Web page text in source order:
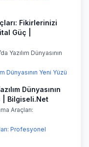
Fikirlerinizi
Güç |
Yazılım Dünyasının
Dünyasının Yeni Yüzü
Dünyasının
| Bilgiseli.Net
Araçları:
Profesyonel